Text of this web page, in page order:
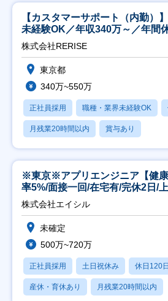
【カスタマーサポート（内勤）
未経験OK／年収340万～／年間
株式会社RERISE
東京都
340万~550万
正社員採用 職種・業界未経験OK
月残業20時間以内 賞与あり
※東京※アプリエンジニア【健
率5%/面接一回/在宅有/完休2日/
株式会社エイシル
未確定
500万~720万
正社員採用 土日祝休み 休日120
産休・育休あり 月残業20時間以内